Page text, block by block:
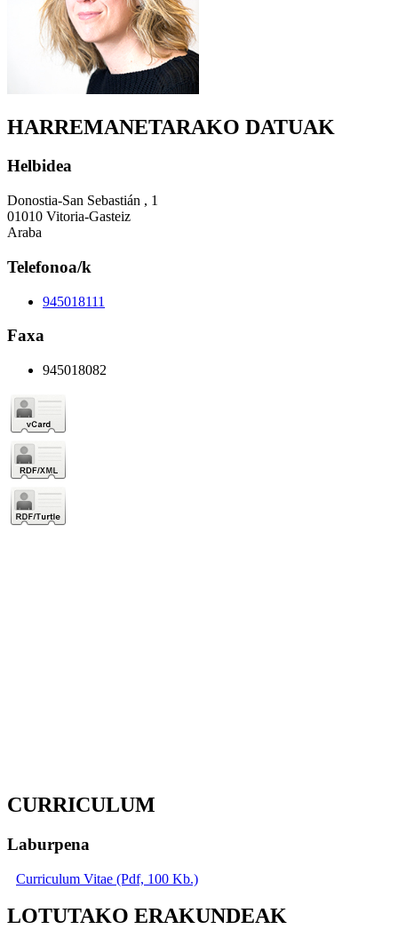
HARREMANETARAKO DATUAK
Helbidea
Donostia-San Sebastián , 1
01010 Vitoria-Gasteiz
Araba
Telefonoa/k
945018111
Faxa
945018082
CURRICULUM
Laburpena
Curriculum Vitae (Pdf, 100 Kb.)
LOTUTAKO ERAKUNDEAK